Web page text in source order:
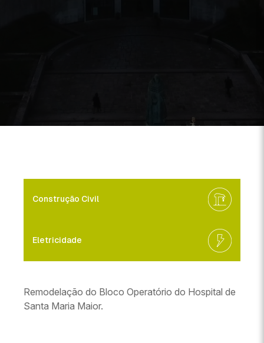
Construção Civil
Eletricidade
Remodelação do Bloco Operatório do Hospital de
Santa Maria Maior.